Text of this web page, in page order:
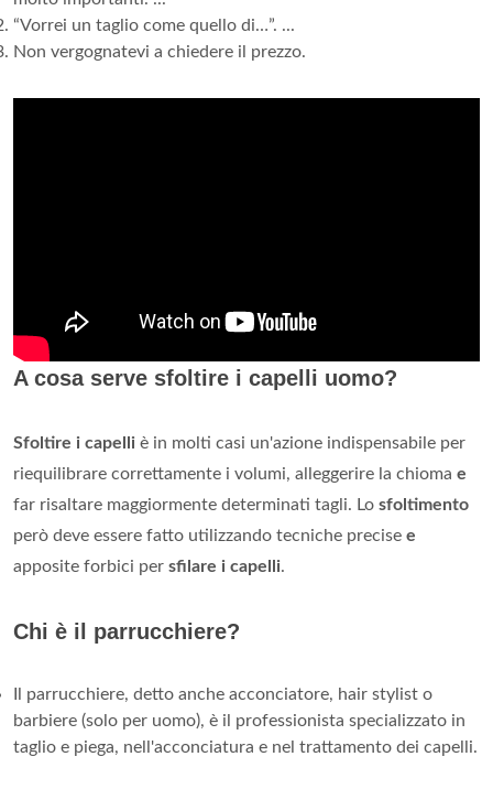
“Vorrei un taglio come quello di…”. ...
Non vergognatevi a chiedere il prezzo.
A cosa serve sfoltire i capelli uomo?
Sfoltire i capelli è in molti casi un'azione indispensabile per
riequilibrare correttamente i volumi, alleggerire la chioma e
far risaltare maggiormente determinati tagli. Lo sfoltimento
però deve essere fatto utilizzando tecniche precise e
apposite forbici per sfilare i capelli.
Chi è il parrucchiere?
Il parrucchiere, detto anche acconciatore, hair stylist o
barbiere (solo per uomo), è il professionista specializzato in
taglio e piega, nell'acconciatura e nel trattamento dei capelli.